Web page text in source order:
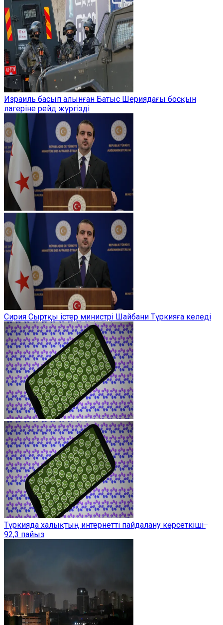
Израиль басып алынған Батыс Шериядағы босқын
лагеріне рейд жүргізді
Сирия Сыртқы істер министрі Шайбани Түркияға келеді
Түркияда халықтың интернетті пайдалану көрсеткіші ̶
92,3 пайыз